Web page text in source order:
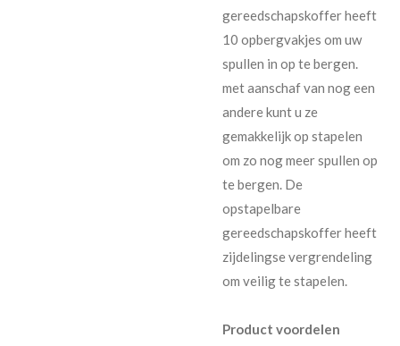
gereedschapskoffer heeft
10 opbergvakjes om uw
spullen in op te bergen.
met aanschaf van nog een
andere kunt u ze
gemakkelijk op stapelen
om zo nog meer spullen op
te bergen. De
opstapelbare
gereedschapskoffer heeft
zijdelingse vergrendeling
om veilig te stapelen.
Product voordelen